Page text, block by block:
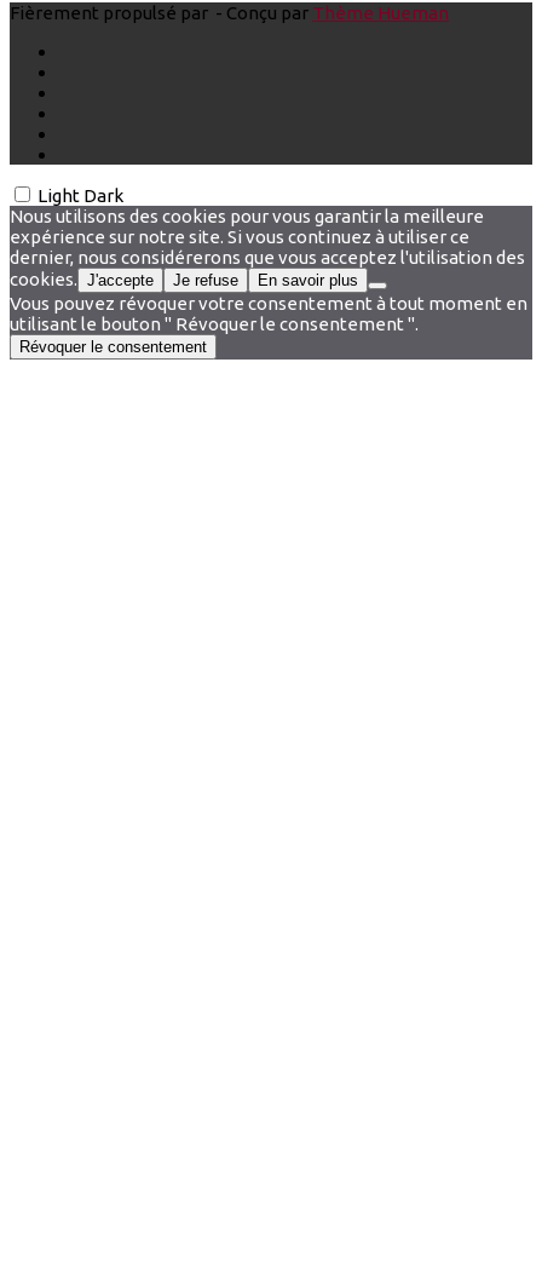
Fièrement propulsé par - Conçu par Thème Hueman
Light Dark
Nous utilisons des cookies pour vous garantir la meilleure
expérience sur notre site. Si vous continuez à utiliser ce
dernier, nous considérerons que vous acceptez l'utilisation des
cookies. J'accepte Je refuse En savoir plus
Vous pouvez révoquer votre consentement à tout moment en
utilisant le bouton " Révoquer le consentement ".
Révoquer le consentement